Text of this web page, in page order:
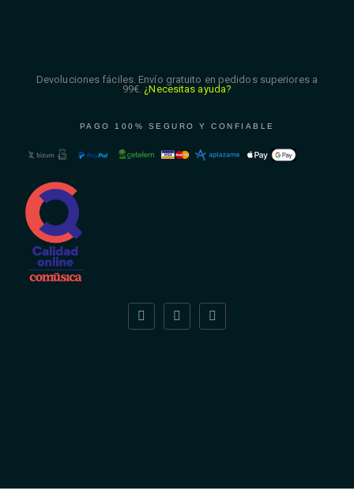
Devoluciones fáciles. Envío gratuito en pedidos superiores a
99€. ¿Necesitas ayuda?
PAGO 100% SEGURO Y CONFIABLE